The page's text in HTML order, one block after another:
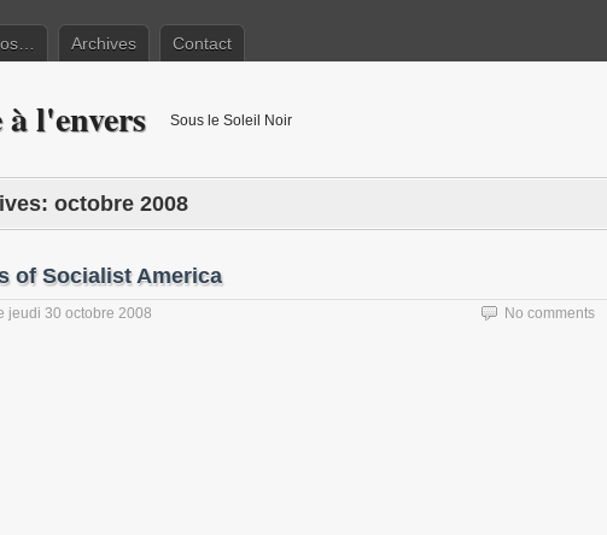
Archives Contact
l'envers Sous le Soleil Noir
octobre 2008
of Socialist America
jeudi 30 octobre 2008 No comments